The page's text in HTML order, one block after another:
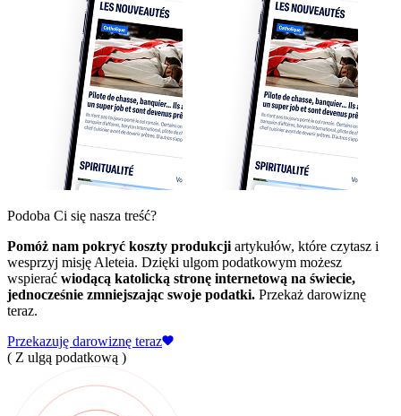
Podoba Ci się nasza treść?
Pomóż nam pokryć koszty produkcji artykułów, które czytasz i
wesprzyj misję Aleteia. Dzięki ulgom podatkowym możesz
wspierać wiodącą katolicką stronę internetową na świecie,
jednocześnie zmniejszając swoje podatki. Przekaż darowiznę
teraz.
Przekazuję darowiznę teraz
( Z ulgą podatkową )